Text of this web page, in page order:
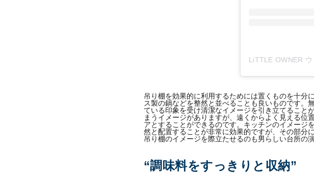
吊り棚を効果的に利用するためには置くものを十分
ス製の鍋などを整然と並べることも良いものです。
ている印象を受け清潔なイメージを引き立てること
まうイメージがありますが、遠くからよく見える位
アとすることができるのです。キッチンのイメージ
然と配置することが非常に効果的ですが、その部分
吊り棚のイメージを際立たせるのも男らしい台所の
“調味料をすっきりと収納”